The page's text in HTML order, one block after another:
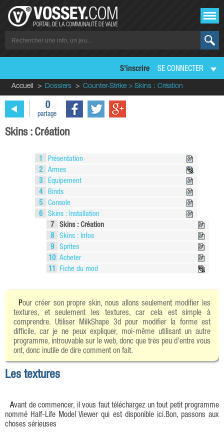
S'inscrire SE CONNECTER
Accueil Dossiers Counter-Strike > Skins : Création
0
partage
Skins : Création
1
Présentation
2
Armes
3
Équipement
4
Binds
5
Console
6
Skins : Installation
7
Skins : Création
8
Skins : Infos
9
Sprites
10 Acheter
11
Fiche du mod
Pour créer son propre skin, nous allons seulement modifier les
textures, et seulement les textures, car cela est simple à
comprendre. Utiliser MilkShape 3d pour modifier la forme est
difficile, car je ne peux expliquer, moi-même utilisant un autre
programme, introuvable sur le web, donc que très peu d'entre vous
ont, donc inutile de dire comment on fait.
Les textures
Avant de commencer, il vous faut téléchargez un tout petit programme
nommé Half-Life Model Viewer qui est disponible ici.Bon, passons aux
choses sérieuses